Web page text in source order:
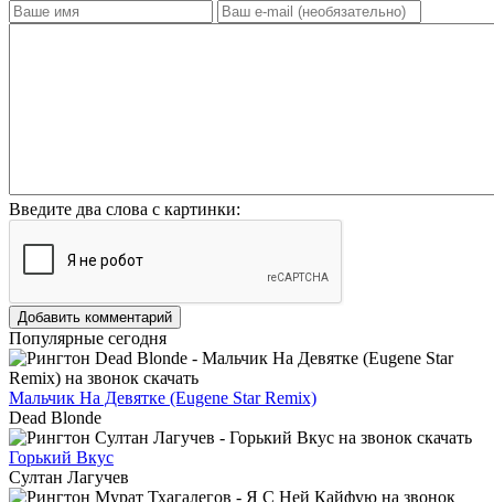
Введите два слова с картинки:
Добавить комментарий
Популярные сегодня
Мальчик На Девятке (Eugene Star Remix)
Dead Blonde
Горький Вкус
Султан Лагучев